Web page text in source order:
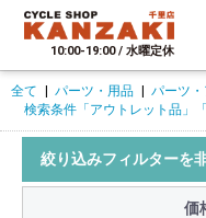
10:00-19:00 / 水曜定休
全て パーツ・用品 パーツ・
検索条件 「アウトレット品」
絞り込みフィルターを
価